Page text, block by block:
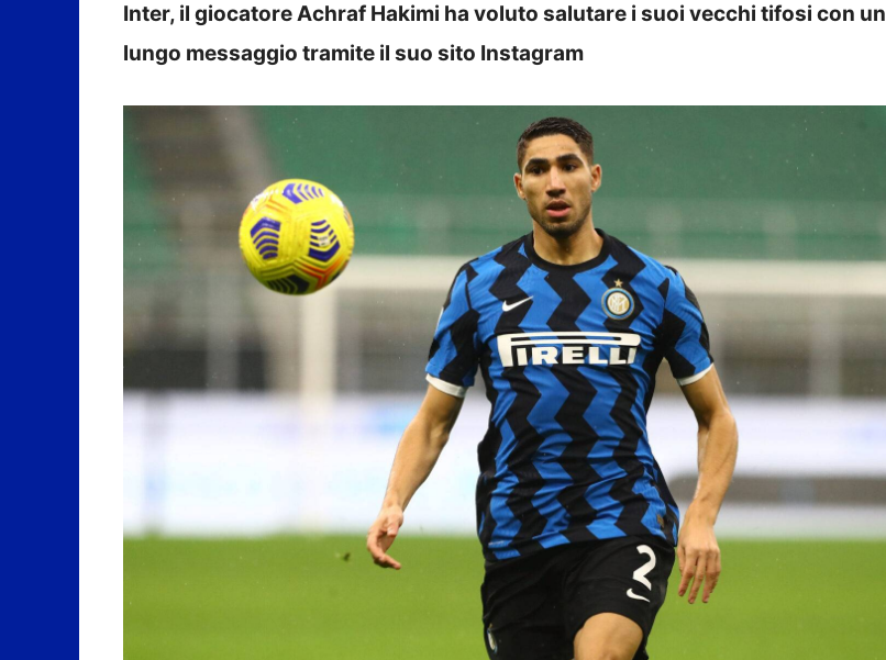
Inter, il giocatore Achraf Hakimi ha voluto salutare i suoi vecchi tifosi con un
lungo messaggio tramite il suo sito Instagram